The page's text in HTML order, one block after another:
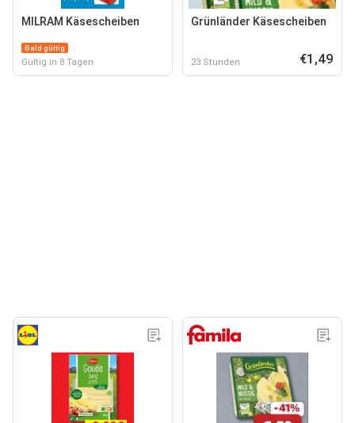
MILRAM Käsescheiben
Bald gültig
Gültig in 8 Tagen
Grünländer Käsescheiben
23 Stunden €1,49